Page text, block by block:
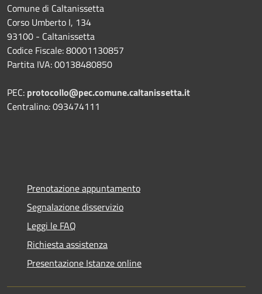
Comune di Caltanissetta
Corso Umberto I, 134
93100 - Caltanissetta
Codice Fiscale: 80001130857
Partita IVA: 00138480850
PEC: protocollo@pec.comune.caltanissetta.it
Centralino: 093474111
Prenotazione appuntamento
Segnalazione disservizio
Leggi le FAQ
Richiesta assistenza
Presentazione Istanze online